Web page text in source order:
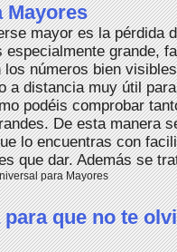
Mayores
mayor es la pérdida
grande,
números bien
a distancia muy útil
podéis comprobar
De esta manera
lo encuentras con
que dar. Además se
para Mayores
que no te